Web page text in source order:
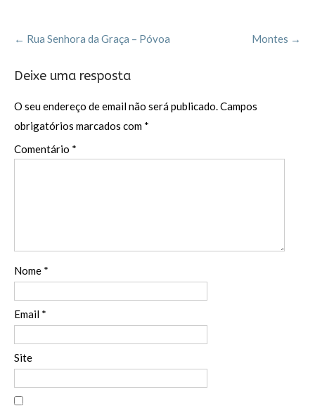
o
navigation
← Rua Senhora da Graça – Póvoa Montes →
Deixe uma resposta
O seu endereço de email não será publicado.Campos
obrigatórios marcados com *
Comentário *
Nome *
Email *
Site